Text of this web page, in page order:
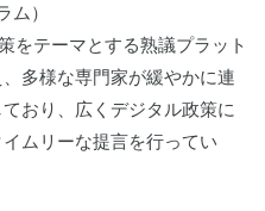
ム）
をテーマとする熟議プラット
多様な専門家が緩やかに連
おり、広くデジタル政策に
ムリーな提言を行ってい